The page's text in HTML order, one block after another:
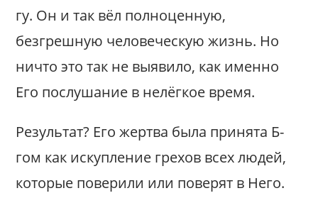
гу. Он и так вёл полноценную,
безгрешную человеческую жизнь. Но
ничто это так не выявило, как именно
Его послушание в нелёгкое время.
Результат? Его жертва была принята Б-
гом как искупление грехов всех людей,
которые поверили или поверят в Него.